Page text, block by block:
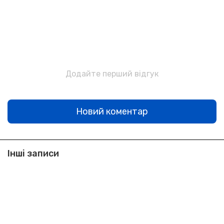
Додайте перший відгук
Новий коментар
Інші записи